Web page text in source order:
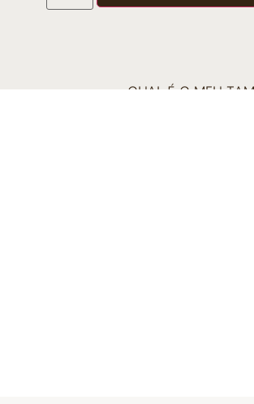
QUAL É O MEU